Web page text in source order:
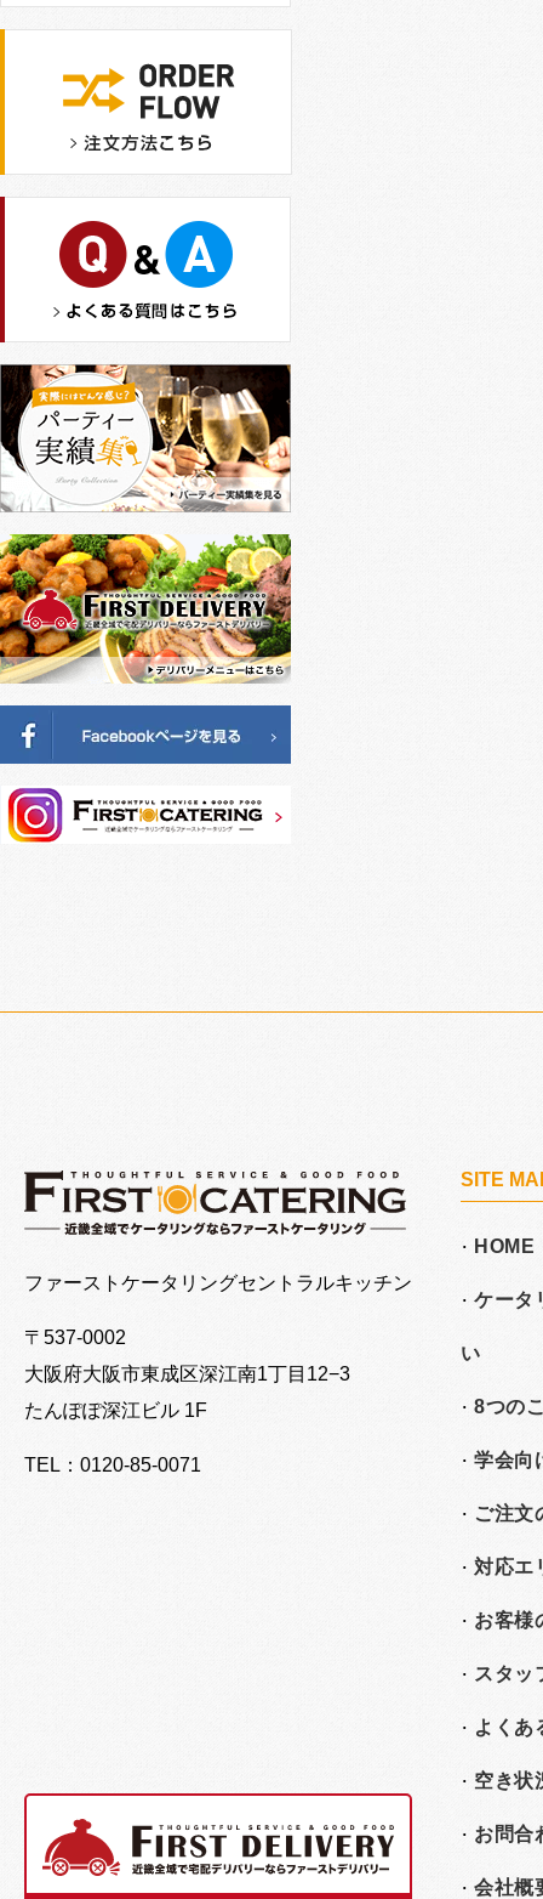
ファーストケータリングセントラルキッチン
〒537-0002
大阪府大阪市東成区深江南1丁目12−3
たんぽぽ深江ビル 1F
TEL：0120-85-0071
SITE
HOME
ケータ
い
8つの
学会向
ご注文
対応エ
お客様
スタッ
よくあ
空き状
お問合
会社概